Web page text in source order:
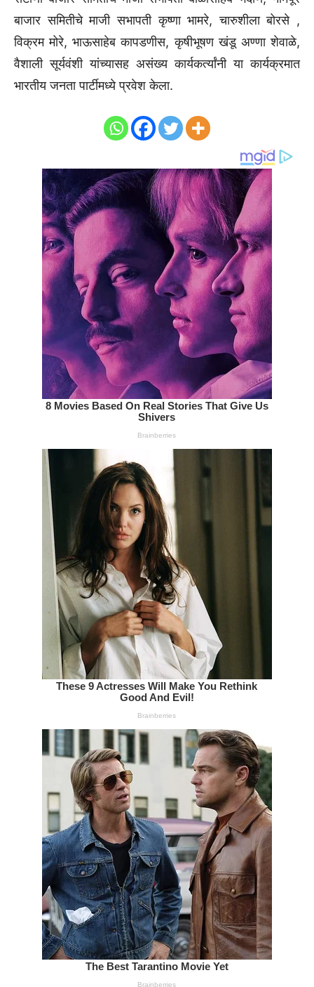
बाजार समितीचे माजी सभापती कृष्णा भामरे, चारुशीला बोरसे ,
विक्रम मोरे, भाऊसाहेब कापडणीस, कृषीभूषण खंडू अण्णा शेवाळे,
वैशाली सूर्यवंशी यांच्यासह असंख्य कार्यकर्त्यांनी या कार्यक्रमात
भारतीय जनता पार्टीमध्ये प्रवेश केला.